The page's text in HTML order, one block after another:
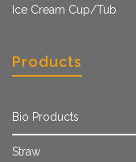
Ice Cream Cup/Tub
Products
Bio Products
Straw